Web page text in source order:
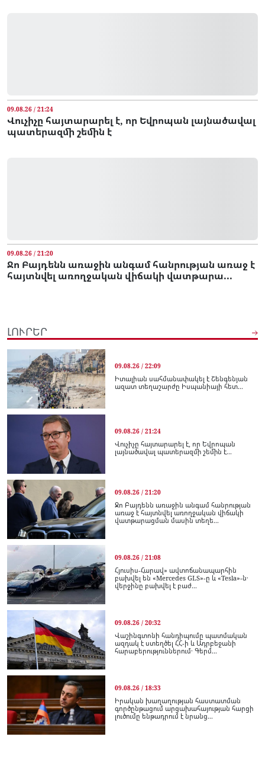
09.08.26 / 21:24
Վուչիչը հայտարարել է, որ Եվրոպան լայնածավալ
պատերազմի շեմին է
09.08.26 / 21:20
Ջո Բայդենն առաջին անգամ հանրության առաջ է
հայտնվել առողջական վիճակի վատթարա...
ԼՈՒՐԵՐ
09.08.26 / 22:09
Իտալիան սահմանափակել է Շենգենյան
ազատ տեղաշարժը Իսպանիայի հետ...
09.08.26 / 21:24
Վուչիչը հայտարարել է, որ Եվրոպան
լայնածավալ պատերազմի շեմին է...
09.08.26 / 21:20
Ջո Բայդենն առաջին անգամ հանրության
առաջ է հայտնվել առողջական վիճակի
վատթարացման մասին տեղե...
09.08.26 / 21:08
Հյուսիս-Հարավ» ավտոճանապարհին
բախվել են «Mercedes GLS»-ը և «Tesla»-ն․
վերջինը բախվել է բաժ...
09.08.26 / 20:32
Վաշինգտոնի հանդիպումը պատմական
ազդակ է ստեղծել ՀՀ-ի և Ադրբեջանի
հարաբերություններում․ Գերմ...
09.08.26 / 18:33
Իրական խաղաղության հաստատման
գործընթացում արցախահայության հարցի
լուծումը ենթադրում է նրանց...